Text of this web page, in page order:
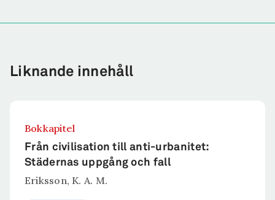
Liknande innehåll
Bokkapitel
Från civilisation till anti-urbanitet:
Städernas uppgång och fall
Eriksson, K. A. M.